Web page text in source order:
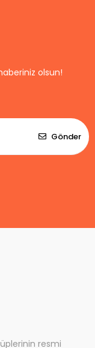
olsun!
Gönder
resmi